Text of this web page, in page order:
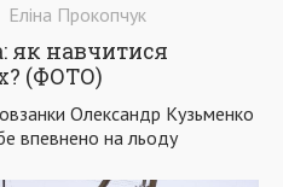
Еліна Прокопчук
як навчитися
(ФОТО)
Олександр Кузьменко
впевнено на льоду